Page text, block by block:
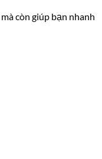
còn giúp bạn nhanh